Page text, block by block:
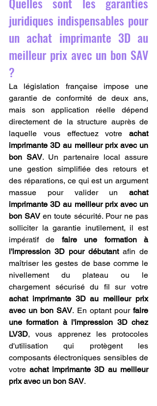
juridiques indispensables pour
un achat imprimante 3D au
meilleur prix avec un bon SAV
?
La législation française impose une
garantie de conformité de deux ans,
mais son application réelle dépend
directement de la structure auprès de
laquelle vous effectuez votre achat
imprimante 3D au meilleur prix avec un
bon SAV. Un partenaire local assure
une gestion simplifiée des retours et
des réparations, ce qui est un argument
massue pour valider un achat
imprimante 3D au meilleur prix avec un
bon SAV en toute sécurité. Pour ne pas
solliciter la garantie inutilement, il est
impératif de faire une formation à
l'impression 3D pour débutant afin de
maîtriser les gestes de base comme le
nivellement du plateau ou le
achat imprimante 3D au meilleur prix
avec un bon SAV. En optant pour faire
une formation à l'impression 3D chez
LV3D, vous apprenez les protocoles
d'utilisation qui protègent les
composants électroniques sensibles de
votre achat imprimante 3D au meilleur
prix avec un bon SAV.